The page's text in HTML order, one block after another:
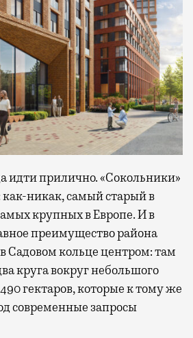
идти прилично. «Сокольники»
никак, самый старый в
крупных в Европе. И в
преимущество района
Садовом кольце центром: там
круга вокруг небольшого
гектаров, которые к тому же
современные запросы